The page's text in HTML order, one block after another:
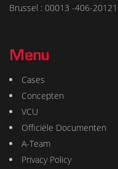
Brussel : 00013 -406-
Menu
Cases
Concepten
VCU
Officiële Documenten
A-Team
Privacy Policy